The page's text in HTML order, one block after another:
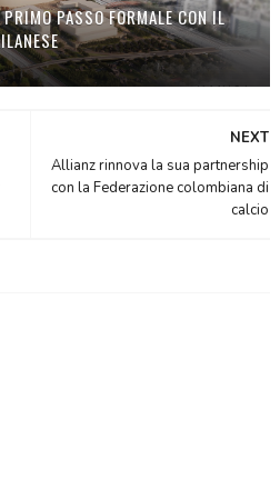
PASSO FORMALE CON IL
NEXT
Allianz rinnova la sua partnership
con la Federazione colombiana di
calcio